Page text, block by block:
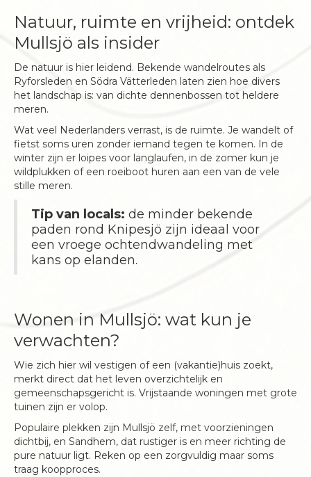
Natuur, ruimte en vrijheid: ontdek
Mullsjö als insider
De natuur is hier leidend. Bekende wandelroutes als
Ryforsleden en Södra Vätterleden laten zien hoe divers
het landschap is: van dichte dennenbossen tot heldere
meren.
Wat veel Nederlanders verrast, is de ruimte. Je wandelt of
fietst soms uren zonder iemand tegen te komen. In de
winter zijn er loipes voor langlaufen, in de zomer kun je
wildplukken of een roeiboot huren aan een van de vele
stille meren.
Tip van locals: de minder bekende
paden rond Knipesjö zijn ideaal voor
een vroege ochtendwandeling met
kans op elanden.
Wonen in Mullsjö: wat kun je
verwachten?
Wie zich hier wil vestigen of een (vakantie)huis zoekt,
merkt direct dat het leven overzichtelijk en
gemeenschapsgericht is. Vrijstaande woningen met grote
tuinen zijn er volop.
Populaire plekken zijn Mullsjö zelf, met voorzieningen
dichtbij, en Sandhem, dat rustiger is en meer richting de
pure natuur ligt. Reken op een zorgvuldig maar soms
traag koopproces.